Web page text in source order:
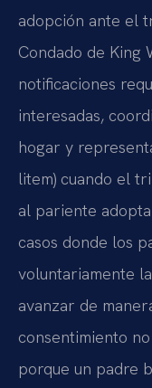
adopción ante el
Condado de King
notificaciones
interesadas,
hogar y
litem) cuando el
al pariente
casos donde los
voluntariamente
avanzar de
consentimiento
porque un padre